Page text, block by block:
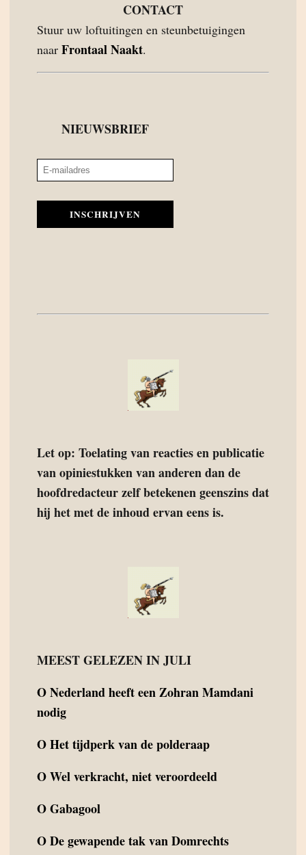
CONTACT
Stuur uw loftuitingen en steunbetuigingen
naar Frontaal Naakt.
NIEUWSBRIEF
INSCHRIJVEN
Let op: Toelating van reacties en publicatie
van opiniestukken van anderen dan de
hoofdredacteur zelf betekenen geenszins dat
hij het met de inhoud ervan eens is.
MEEST GELEZEN IN JULI
ONederland heeft een Zohran Mamdani
nodig
OHet tijdperk van de polderaap
OWel verkracht, niet veroordeeld
OGabagool
ODe gewapende tak van Domrechts